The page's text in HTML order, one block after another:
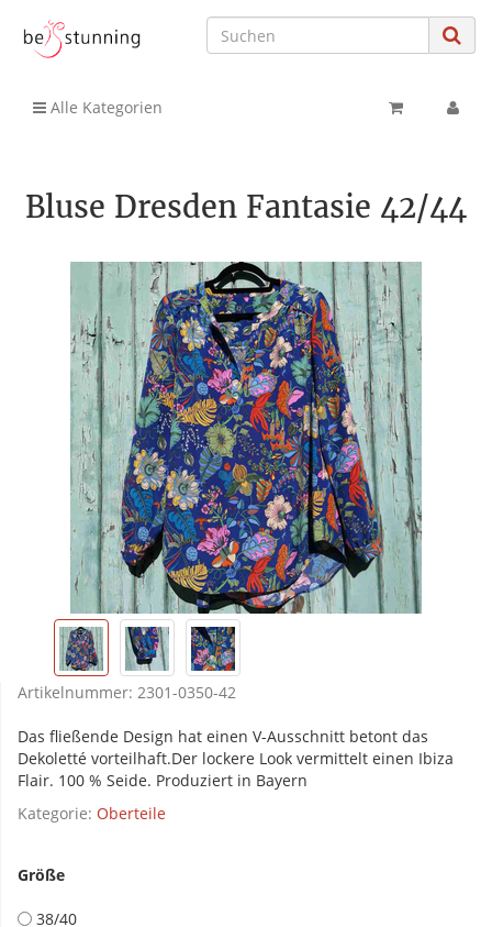
Alle Kategorien
Bluse Dresden Fantasie 42/44
Artikelnummer: 2301-0350-42
Das fließende Design hat einen V-Ausschnitt betont das
Dekoletté vorteilhaft.Der lockere Look vermittelt einen Ibiza
Flair. 100 % Seide. Produziert in Bayern
Kategorie: Oberteile
Größe
38/40